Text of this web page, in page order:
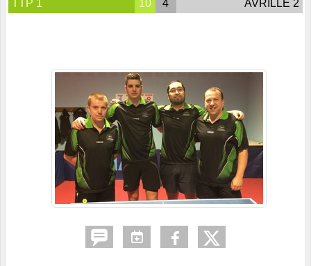
TTP 1 10 4 AVRILLE 2